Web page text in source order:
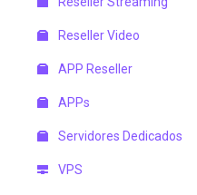
Reseller Video
APP Reseller
APPs
Servidores Dedicados
VPS